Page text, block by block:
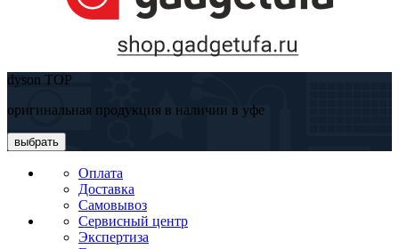
dyson TOP
оригинальная продукция в наличии в уфе
выбрать
Оплата
Доставка
Самовывоз
Сервисный центр
Экспертиза